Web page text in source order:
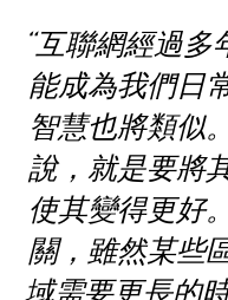
“互聯網經過
能成為我們日
智慧也將類似
說，就是要將
使其變得更好
關，雖然某些
域需要更長的